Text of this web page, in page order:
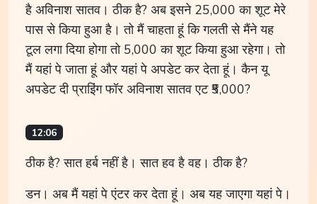
है अविनाश सातव। ठीक है? अब इसने 25,000 का शूट मेरे
पास से किया हुआ है। तो मैं चाहता हूं कि गलती से मैंने यह
टूल लगा दिया होगा तो 5,000 का शूट किया हुआ रहेगा। तो
मैं यहां पे जाता हूं और यहां पे अपडेट कर देता हूं। कैन यू
अपडेट दी प्राइिंग फॉर अविनाश सातव एट ₹5,000?
12:06
ठीक है? सात हर्ब नहीं है। सात हव है वह। ठीक है?
डन। अब मैं यहां पे एंटर कर देता हूं। अब यह जाएगा यहां पे।